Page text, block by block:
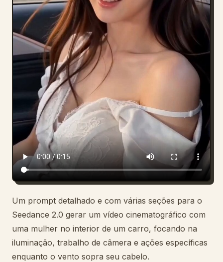
Um prompt detalhado e com várias seções para o
Seedance 2.0 gerar um vídeo cinematográfico com
uma mulher no interior de um carro, focando na
iluminação, trabalho de câmera e ações específicas
enquanto o vento sopra seu cabelo.